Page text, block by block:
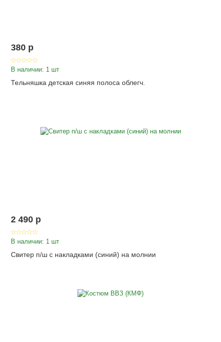
380 p
В наличии: 1 шт
Тельняшка детская синяя полоса облегч.
2 490 p
В наличии: 1 шт
Свитер п/ш с накладками (синий) на молнии